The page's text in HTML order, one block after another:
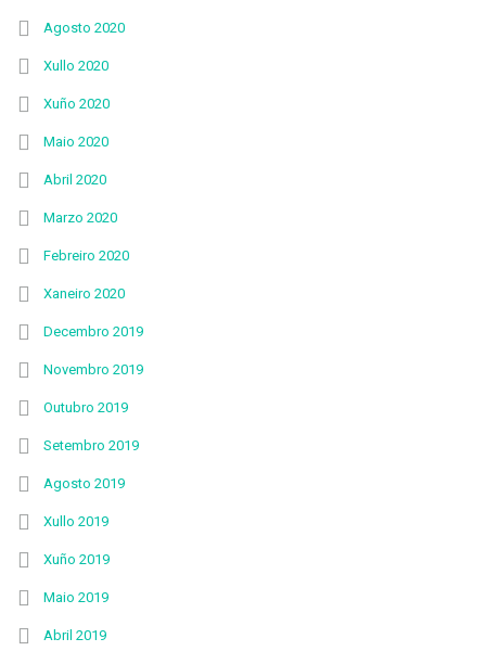
Agosto 2020
Xullo 2020
Xuño 2020
Maio 2020
Abril 2020
Marzo 2020
Febreiro 2020
Xaneiro 2020
Decembro 2019
Novembro 2019
Outubro 2019
Setembro 2019
Agosto 2019
Xullo 2019
Xuño 2019
Maio 2019
Abril 2019